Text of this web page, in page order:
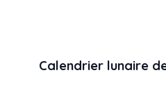
Calendrier lunaire